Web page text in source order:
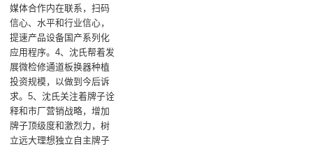
媒体合作内在联系，扫码
信心、水平和行业信心，
提速产品设备国产系列化
应用程序。4、沈氏帮着发
展微检修通道板换器种植
投资规模，以做到今后诉
求。5、沈氏关注着牌子诠
释和市厂营销战略，增加
牌子顶级度和激烈力，树
立远大理想独立自主牌子